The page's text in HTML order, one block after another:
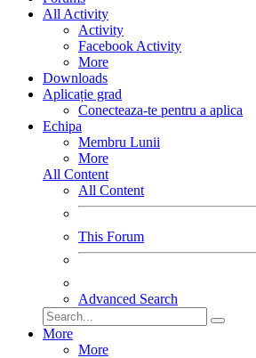
All Activity
Activity
Facebook Activity
More
Downloads
Aplicație grad
Conecteaza-te pentru a aplica
Echipa
Membru Lunii
More
All Content
All Content
This Forum
Advanced Search
More
More